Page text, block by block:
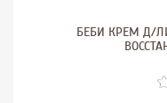
БЕБИ КРЕМ Д/